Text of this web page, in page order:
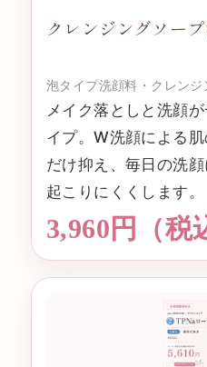
クレンジングソー
泡タイプ洗顔料・クレン
メイク落としと洗顔
イプ。W洗顔による
だけ抑え、毎日の洗
起こりにくくします。
3,960円（税